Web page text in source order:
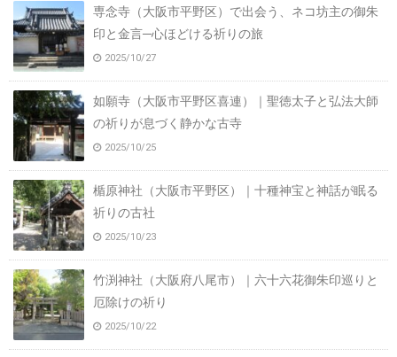
専念寺（大阪市平野区）で出会う、ネコ坊主の御朱
印と金言─心ほどける祈りの旅
2025/10/27
如願寺（大阪市平野区喜連）｜聖徳太子と弘法大師
の祈りが息づく静かな古寺
2025/10/25
楯原神社（大阪市平野区）｜十種神宝と神話が眠る
祈りの古社
2025/10/23
竹渕神社（大阪府八尾市）｜六十六花御朱印巡りと
厄除けの祈り
2025/10/22